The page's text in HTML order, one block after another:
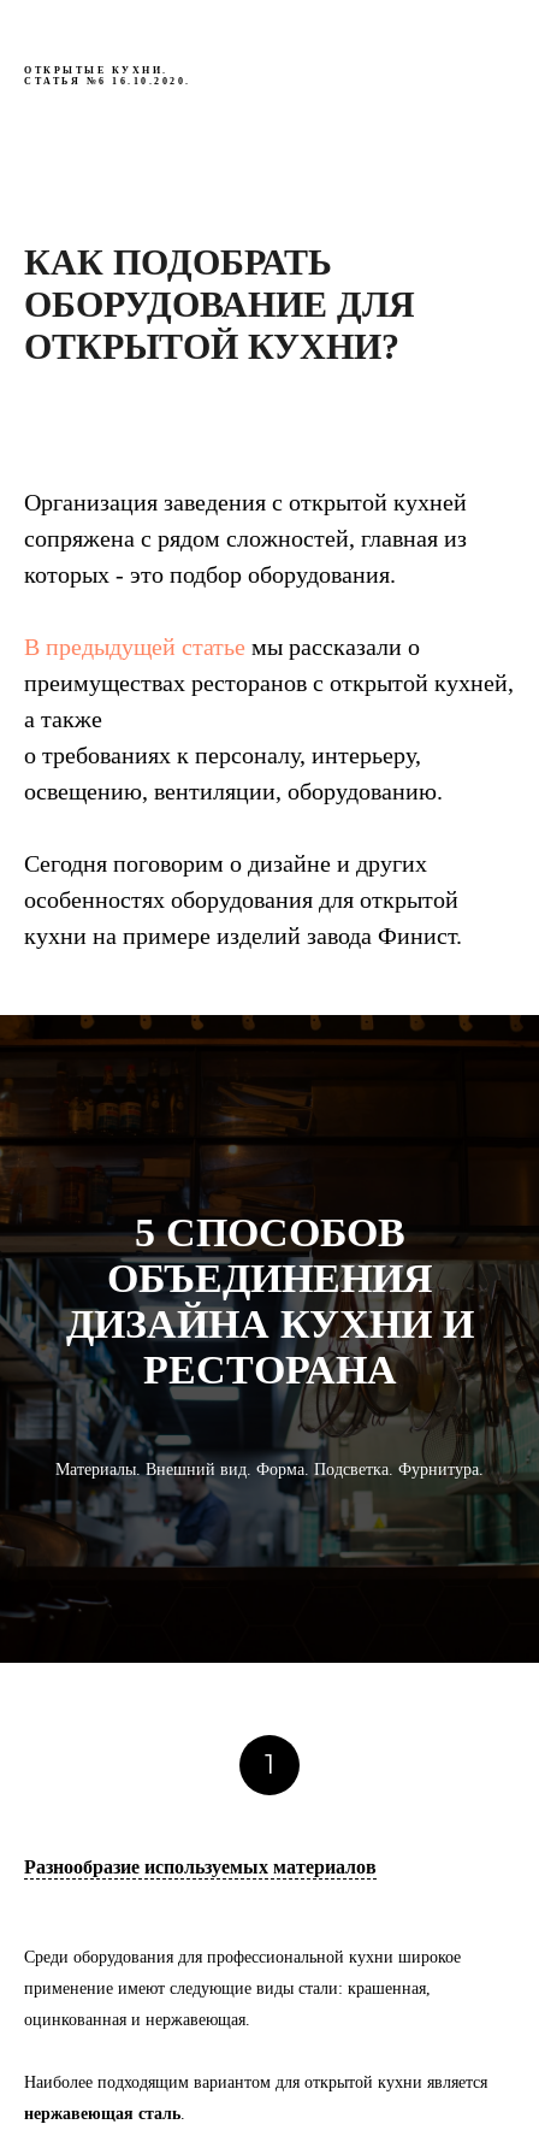
ОТКРЫТЫЕ КУХНИ.
СТАТЬЯ №6 16.10.2020.
КАК ПОДОБРАТЬ
ОБОРУДОВАНИЕ ДЛЯ
ОТКРЫТОЙ КУХНИ?
Организация заведения с открытой кухней
сопряжена с рядом сложностей, главная из
которых - это подбор оборудования.
В предыдущей статье мы рассказали о
преимуществах ресторанов с открытой кухней,
а также
о требованиях к персоналу, интерьеру,
освещению, вентиляции, оборудованию.
Сегодня поговорим о дизайне и других
особенностях оборудования для открытой
кухни на примере изделий завода Финист.
5 СПОСОБОВ
ОБЪЕДИНЕНИЯ
ДИЗАЙНА КУХНИ И
РЕСТОРАНА
Материалы. Внешний вид. Форма. Подсветка. Фурнитура.
1
Разнообразие используемых материалов
Среди оборудования для профессиональной кухни широкое
применение имеют следующие виды стали: крашенная,
оцинкованная и нержавеющая.
Наиболее подходящим вариантом для открытой кухни является
нержавеющая сталь